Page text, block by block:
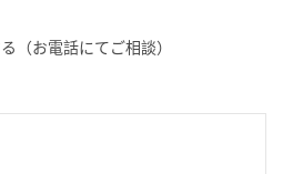
（お電話にてご相談）